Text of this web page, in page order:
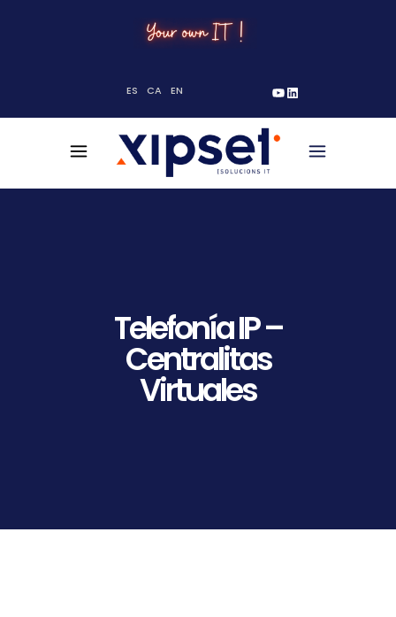
ES CA EN YouTube
LinkedIn
Telefonía IP –
Centralitas
Virtuales